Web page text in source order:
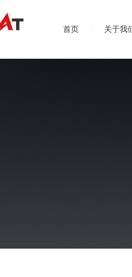
首页 关于我